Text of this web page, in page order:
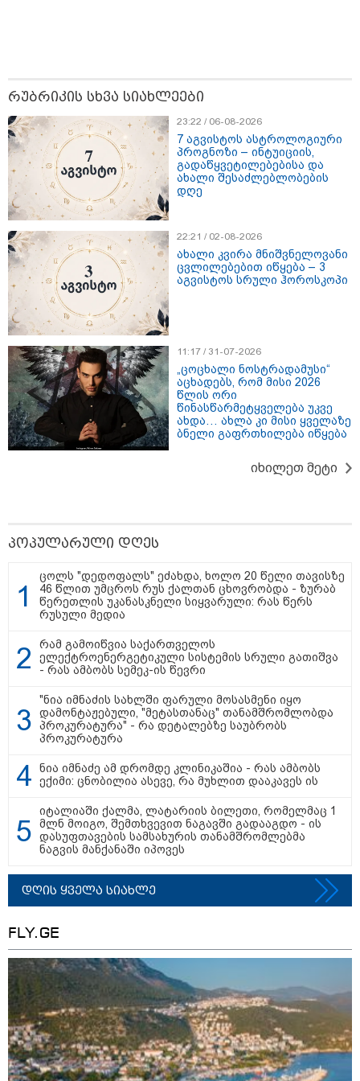
ბერუაშვილის ადვოკატი
კატეგორიის ყველა სიახლე
მკითხველის რჩევით
23:45 / 06-08-2026
ექსპედიცია “ტარაიას
ობიექტი“ - 89 წლის
შემდეგ, მფრინავი
ამელია ერჰარტის
23:15 / 06-08-2026
“არ მინდა, ბაიდენივით
სცენიდან გადავარდეს“
- დონალდ ტრამპის
სიტყვით გამოსვლისას
დამსწრეები სახალისო
შემთხვევის მოწმენი
აგვისტოს
ირაკლი ღარიბაშვილი კლინიკაში
იყო გადაყვანილი - რა
დეტალებზე საუბრობს მისი
"თუ ჩემი შვილი ცოცხალი არაა,
დაკარგული გურამ დადიანიძის
დედის ემოციური მიმართვა
ნია იმნაძეს და ანასტასია
ბერუაშვილს ბრალდება
პატიმრობა ემუქრებათ
არასრულწლოვნებს?
სტუდენტის გარდაცვალების
მიზეზი - ცნობილია ექსპერტიზის
Faceამბები
რუბრიკის სხვა სიახლეები
23:22 / 06-08-2026
7 აგვისტოს ასტროლოგიური
პროგნოზი – ინტუიციის,
გადაწყვეტილებებისა და
ახალი შესაძლებლობების
დღე
22:21 / 02-08-2026
ახალი კვირა მნიშვნელოვანი
ცვლილებებით იწყება – 3
აგვისტოს სრული ჰოროსკოპი
11:17 / 31-07-2026
„ცოცხალი ნოსტრადამუსი“
აცხადებს, რომ მისი 2026
წლის ორი
წინასწარმეტყველება უკვე
ახდა… ახლა კი მისი ყველაზე
ბნელი გაფრთხილება იწყება
იხილეთ მეტი
პოპულარული დღეს
ცოლს "დედოფალს" ეძახდა, ხოლო 20 წელი თავისზე
46 წლით უმცროს რუს ქალთან ცხოვრობდა - ზურაბ
წერეთლის უკანასკნელი სიყვარული: რას წერს
რუსული მედია
რამ გამოიწვია საქართველოს
ელექტროენერგეტიკული სისტემის სრული გათიშვა
- რას ამბობს სემეკ-ის წევრი
"ნია იმნაძის სახლში ფარული მოსასმენი იყო
დამონტაჟებული, "მეტასთანაც" თანამშრომლობდა
პროკურატურა" - რა დეტალებზე საუბრობს
პროკურატურა
ნია იმნაძე ამ დრომდე კლინიკაშია - რას ამბობს
ექიმი: ცნობილია ასევე, რა მუხლით დააკავეს ის
იტალიაში ქალმა, ლატარიის ბილეთი, რომელმაც 1
მლნ მოიგო, შემთხვევით ნაგავში გადააგდო - ის
დასუფთავების სამსახურის თანამშრომლებმა
ნაგვის მანქანაში იპოვეს
დღის ყველა სიახლე
FLY.GE